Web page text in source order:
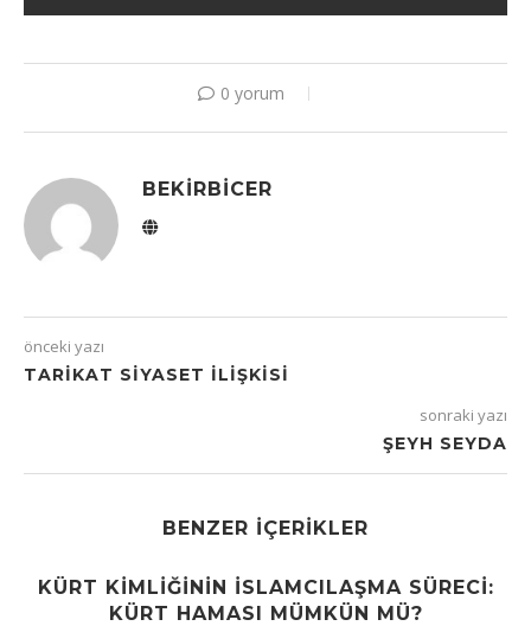
0 yorum
BEKIRBICER
önceki yazı
TARIKAT SIYASET İLIŞKISI
sonraki yazı
ŞEYH SEYDA
BENZER İÇERIKLER
KÜRT KIMLIĞININ İSLAMCILAŞMA SÜRECI:
KÜRT HAMASI MÜMKÜN MÜ?